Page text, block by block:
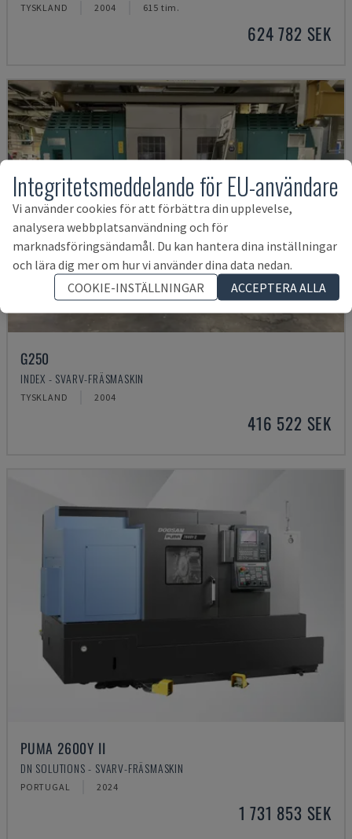
TYSKLAND 2004 615 tim.
624 782 SEK
G250
INDEX - SVARV-FRÄSMASKIN
TYSKLAND 2004
416 522 SEK
PUMA 2600Y II
DN SOLUTIONS - SVARV-FRÄSMASKIN
PORTUGAL 2024
1 731 853 SEK
Integritetsmeddelande för EU-användare
Vi använder cookies för att förbättra din upplevelse,
analysera webbplatsanvändning och för
marknadsföringsändamål. Du kan hantera dina inställningar
och lära dig mer om hur vi använder dina data nedan.
COOKIE-INSTÄLLNINGAR
ACCEPTERA ALLA